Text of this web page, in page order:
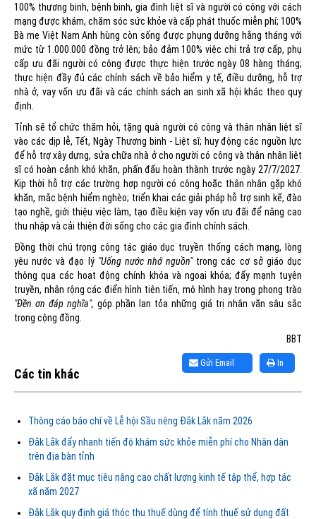
100% thương binh, bệnh binh, gia đình liệt sĩ và người có công với cách
mạng được khám, chăm sóc sức khỏe và cấp phát thuốc miễn phí; 100%
Bà mẹ Việt Nam Anh hùng còn sống được phụng dưỡng hằng tháng với
mức từ 1.000.000 đồng trở lên; bảo đảm 100% việc chi trả trợ cấp, phụ
cấp ưu đãi người có công được thực hiện trước ngày 08 hàng tháng;
thực hiện đầy đủ các chính sách về bảo hiểm y tế, điều dưỡng, hỗ trợ
nhà ở, vay vốn ưu đãi và các chính sách an sinh xã hội khác theo quy
định.
Tỉnh sẽ tổ chức thăm hỏi, tặng quà người có công và thân nhân liệt sĩ
vào các dịp lễ, Tết, Ngày Thương binh - Liệt sĩ; huy động các nguồn lực
để hỗ trợ xây dựng, sửa chữa nhà ở cho người có công và thân nhân liệt
sĩ có hoàn cảnh khó khăn, phấn đấu hoàn thành trước ngày 27/7/2027.
Kịp thời hỗ trợ các trường hợp người có công hoặc thân nhân gặp khó
khăn, mắc bệnh hiểm nghèo; triển khai các giải pháp hỗ trợ sinh kế, đào
tạo nghề, giới thiệu việc làm, tạo điều kiện vay vốn ưu đãi để nâng cao
thu nhập và cải thiện đời sống cho các gia đình chính sách.
Đồng thời chú trọng công tác giáo dục truyền thống cách mạng, lòng
yêu nước và đạo lý "Uống nước nhớ nguồn" trong các cơ sở giáo dục
thông qua các hoạt động chính khóa và ngoại khóa; đẩy mạnh tuyên
truyền, nhân rộng các điển hình tiên tiến, mô hình hay trong phong trào
"Đền ơn đáp nghĩa", góp phần lan tỏa những giá trị nhân văn sâu sắc
trong cộng đồng.
BBT
In
Gửi Email
Các tin khác
Thông cáo báo chí về Lễ hội Sầu riêng Đắk Lắk năm 2026
Đắk Lắk đẩy nhanh tiến độ khám sức khỏe miễn phí cho Nhân dân
trên địa bàn tỉnh
Đắk Lắk đặt mục tiêu nâng cao chất lượng kinh tế tập thể, hợp tác
xã năm 2027
Đắk Lắk quy định giá thóc thu thuế dùng để tính thuế sử dụng đất